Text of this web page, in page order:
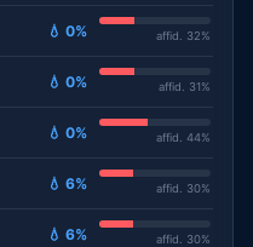
💧 0% affid. 32%
💧 0% affid. 31%
💧 0% affid. 44%
💧 6% affid. 30%
💧 6% affid. 30%